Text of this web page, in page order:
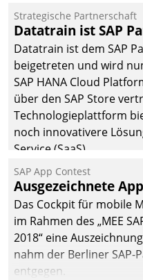
Strategische Partnerschaft
Datatrain ist SAP
Datatrain ist dem SAP
beigetreten und wird
SAP HANA Cloud
über den SAP Store
Technologieplattform
noch innovativere
Service (SaaS).
SAP App Contest
Ausgezeichnete App
Das Cockpit für mobile
im Rahmen des „MEE
2018“ eine
nahm der Berliner SAP-
entgegen.